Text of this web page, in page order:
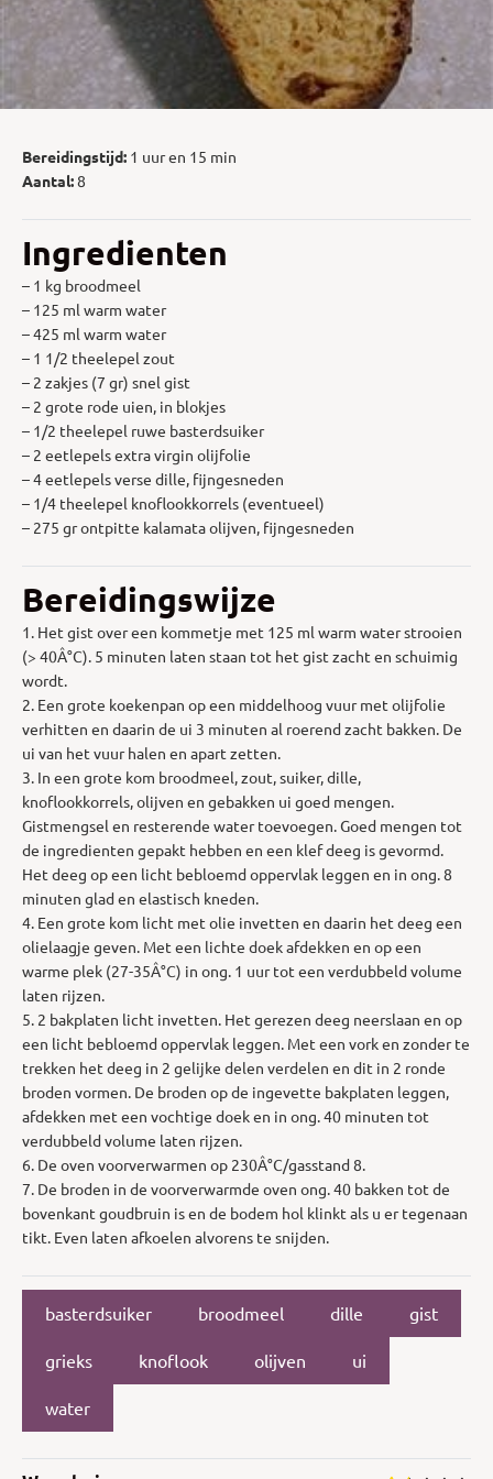
Bereidingstijd: 1 uur en 15 min
Aantal:8
Ingredienten
– 1 kg broodmeel
– 125 ml warm water
– 425 ml warm water
– 1 1/2 theelepel zout
– 2 zakjes (7 gr) snel gist
– 2 grote rode uien, in blokjes
– 1/2 theelepel ruwe basterdsuiker
– 2 eetlepels extra virgin olijfolie
– 4 eetlepels verse dille, fijngesneden
– 1/4 theelepel knoflookkorrels (eventueel)
– 275 gr ontpitte kalamata olijven, fijngesneden
Bereidingswijze
1. Het gist over een kommetje met 125 ml warm water strooien
(> 40Â°C). 5 minuten laten staan tot het gist zacht en schuimig
wordt.
2. Een grote koekenpan op een middelhoog vuur met olijfolie
verhitten en daarin de ui 3 minuten al roerend zacht bakken. De
ui van het vuur halen en apart zetten.
3. In een grote kom broodmeel, zout, suiker, dille,
knoflookkorrels, olijven en gebakken ui goed mengen.
Gistmengsel en resterende water toevoegen. Goed mengen tot
de ingredienten gepakt hebben en een klef deeg is gevormd.
Het deeg op een licht bebloemd oppervlak leggen en in ong. 8
minuten glad en elastisch kneden.
4. Een grote kom licht met olie invetten en daarin het deeg een
olielaagje geven. Met een lichte doek afdekken en op een
warme plek (27-35Â°C) in ong. 1 uur tot een verdubbeld volume
laten rijzen.
5. 2 bakplaten licht invetten. Het gerezen deeg neerslaan en op
een licht bebloemd oppervlak leggen. Met een vork en zonder te
trekken het deeg in 2 gelijke delen verdelen en dit in 2 ronde
broden vormen. De broden op de ingevette bakplaten leggen,
afdekken met een vochtige doek en in ong. 40 minuten tot
verdubbeld volume laten rijzen.
6. De oven voorverwarmen op 230Â°C/gasstand 8.
7. De broden in de voorverwarmde oven ong. 40 bakken tot de
bovenkant goudbruin is en de bodem hol klinkt als u er tegenaan
tikt. Even laten afkoelen alvorens te snijden.
basterdsuiker broodmeel dille gist
grieks knoflook olijven ui
water